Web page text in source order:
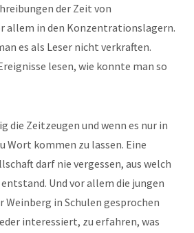
der Zeit von
allem in den Konzentrationslagern.
es als Leser nicht verkraften.
lesen, wie konnte man so
die Zeitzeugen und wenn es nur in
Wort kommen zu lassen. Eine
darf nie vergessen, aus welch
Und vor allem die jungen
Weinberg in Schulen gesprochen
interessiert, zu erfahren, was